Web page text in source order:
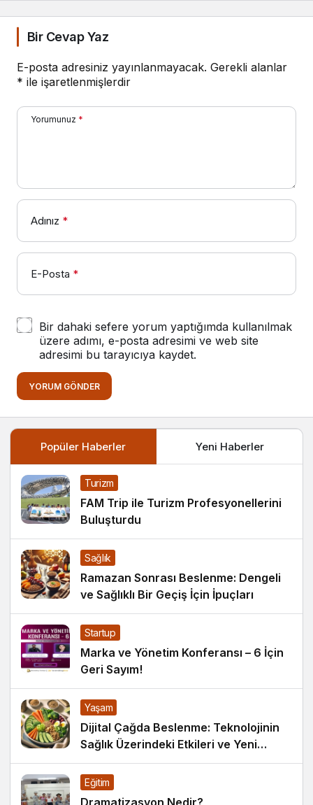
Bir Cevap Yaz
E-posta adresiniz yayınlanmayacak. Gerekli alanlar
* ile işaretlenmişlerdir
Yorumunuz *
Adınız *
E-Posta *
Bir dahaki sefere yorum yaptığımda kullanılmak
üzere adımı, e-posta adresimi ve web site
adresimi bu tarayıcıya kaydet.
YORUM GÖNDER
Popüler Haberler Yeni Haberler
Turizm
FAM Trip ile Turizm Profesyonellerini
Buluşturdu
Sağlık
Ramazan Sonrası Beslenme: Dengeli
ve Sağlıklı Bir Geçiş İçin İpuçları
Startup
Marka ve Yönetim Konferansı – 6 İçin
Geri Sayım!
Yaşam
Dijital Çağda Beslenme: Teknolojinin
Sağlık Üzerindeki Etkileri ve Yeni
Alışkanlıklar
Eğitim